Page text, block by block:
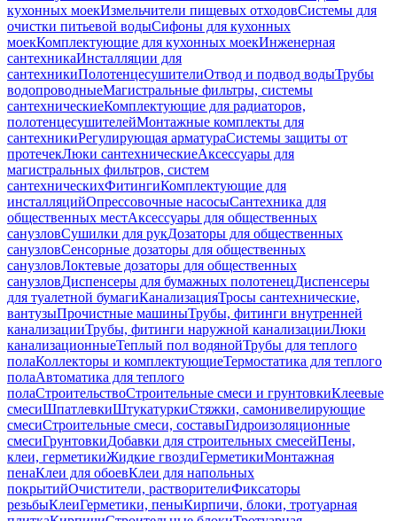
кухонных моекИзмельчители пищевых отходовСистемы для
очистки питьевой водыСифоны для кухонных
моекКомплектующие для кухонных моекИнженерная
сантехникаИнсталляции для
сантехникиПолотенцесушителиОтвод и подвод водыТрубы
водопроводныеМагистральные фильтры, системы
сантехническиеКомплектующие для радиаторов,
полотенцесушителейМонтажные комплекты для
сантехникиРегулирующая арматураСистемы защиты от
протечекЛюки сантехническиеАксессуары для
магистральных фильтров, систем
сантехническихФитингиКомплектующие для
инсталляцийОпрессовочные насосыСантехника для
общественных местАксессуары для общественных
санузловСушилки для рукДозаторы для общественных
санузловСенсорные дозаторы для общественных
санузловЛоктевые дозаторы для общественных
санузловДиспенсеры для бумажных полотенецДиспенсеры
для туалетной бумагиКанализацияТросы сантехнические,
вантузыПрочистные машиныТрубы, фитинги внутренней
канализацииТрубы, фитинги наружной канализацииЛюки
канализационныеТеплый пол водянойТрубы для теплого
полаКоллекторы и комплектующиеТермостатика для теплого
полаАвтоматика для теплого
полаСтроительствоСтроительные смеси и грунтовкиКлеевые
смесиШпатлевкиШтукатуркиСтяжки, самонивелирующие
смесиСтроительные смеси, составыГидроизоляционные
смесиГрунтовкиДобавки для строительных смесейПены,
клеи, герметикиЖидкие гвоздиГерметикиМонтажная
пенаКлеи для обоевКлеи для напольных
покрытийОчистители, растворителиФиксаторы
резьбыКлеиГерметики, пеныКирпичи, блоки, тротуарная